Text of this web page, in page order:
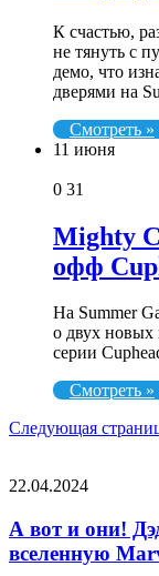
К счастью,
не тянуть с
демо, что
дверями на
Смотреть »
11 июня
0 31
Mighty
офф
На Summer
о двух новых
серии
Смотреть »
Следующая
А
и
они!
Дэдпул
22.04.2024
А вот и они!
вселенную